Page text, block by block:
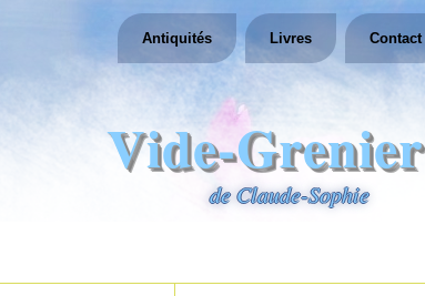
Vide-Grenier
de Claude-Sophie
Antiquités Livres Contact